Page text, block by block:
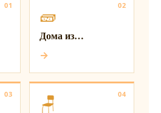
01 02
🧱
Дома из…
→
03 04
🪑